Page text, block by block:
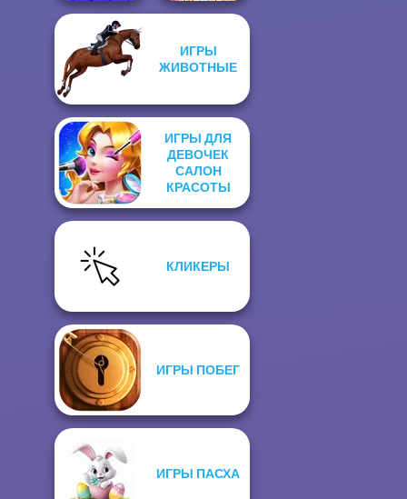
10X10 Gems
ИГРЫ
ЖИВОТНЫЕ
ИГРЫ ДЛЯ
ДЕВОЧЕК
САЛОН
КРАСОТЫ
КЛИКЕРЫ
ИГРЫ ПОБЕГ
ИГРЫ ПАСХА